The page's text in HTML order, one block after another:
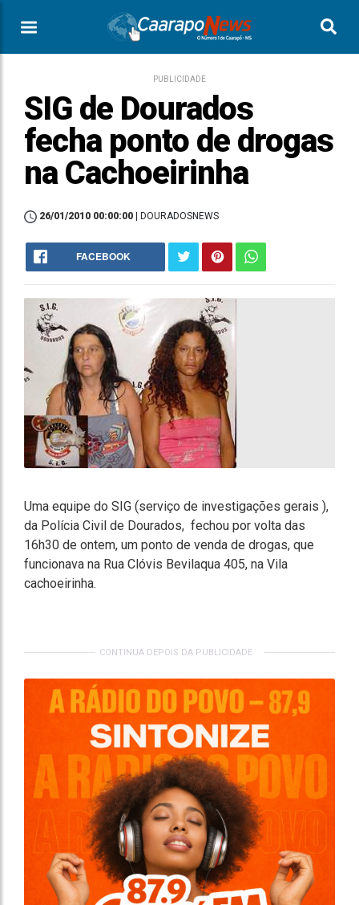
PUBLICIDADE
SIG de Dourados
fecha ponto de drogas
na Cachoeirinha
26/01/2010 00:00:00 | DOURADOSNEWS
FACEBOOK
Uma equipe do SIG (serviço de investigações gerais ),
da Polícia Civil de Dourados, fechou por volta das
16h30 de ontem, um ponto de venda de drogas, que
funcionava na Rua Clóvis Bevilaqua 405, na Vila
cachoeirinha.
CONTINUA DEPOIS DA PUBLICIDADE